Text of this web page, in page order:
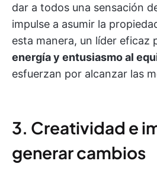
dar a todos una sensación
impulse a asumir la
esta manera, un líder eficaz
energía y entusiasmo al
esfuerzan por alcanzar las
3. Creatividad e
generar cambios